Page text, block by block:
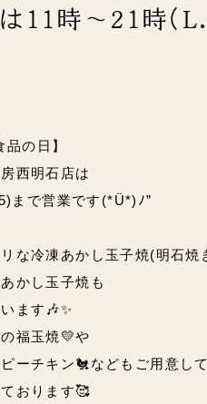
11時～21時
の日】
西明石店は
まで営業です(*Ü*)ﾉ”
な冷凍あかし玉子焼(明石焼
かし玉子焼も
ます🎶✨
福玉焼💛や
ーチキン🐔などもご用意して
おります🥰